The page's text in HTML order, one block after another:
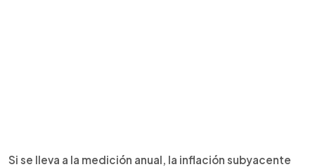
Si se lleva a la medición anual, la inflación subyacente